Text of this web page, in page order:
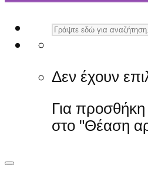
Δεν έχουν
Για
στο "Θέαση